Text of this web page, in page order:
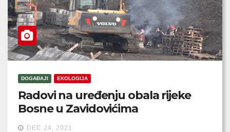
DOGAĐAJI EKOLOGIJA
Radovi na uređenju obala rijeke
Bosne u Zavidovićima
DEC 24, 2021